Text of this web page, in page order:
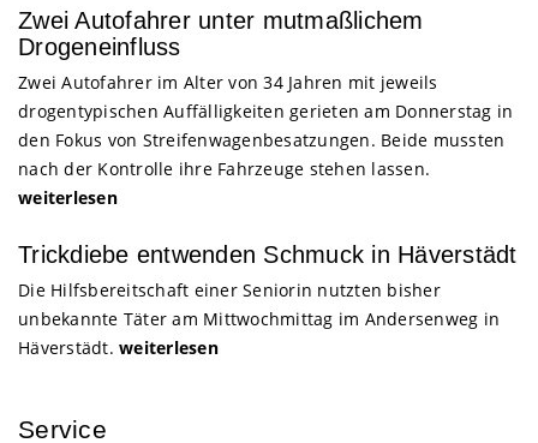
Zwei Autofahrer unter mutmaßlichem
Drogeneinfluss
Zwei Autofahrer im Alter von 34 Jahren mit jeweils
drogentypischen Auffälligkeiten gerieten am Donnerstag in
den Fokus von Streifenwagenbesatzungen. Beide mussten
nach der Kontrolle ihre Fahrzeuge stehen lassen.
weiterlesen
Trickdiebe entwenden Schmuck in Häverstädt
Die Hilfsbereitschaft einer Seniorin nutzten bisher
unbekannte Täter am Mittwochmittag im Andersenweg in
Häverstädt. weiterlesen
Service